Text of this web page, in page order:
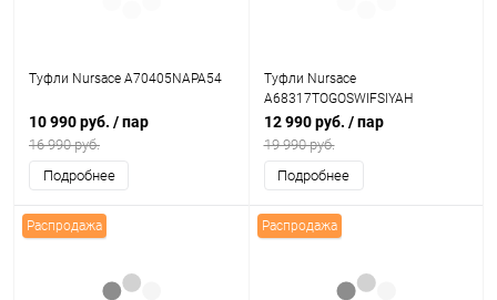
Туфли Nursace A70405NAPA54
10 990 руб. / пар
16 990 руб.
Подробнее
Туфли Nursace
A68317TOGOSWIFSIYAH
12 990 руб. / пар
19 990 руб.
Подробнее
Распродажа Распродажа